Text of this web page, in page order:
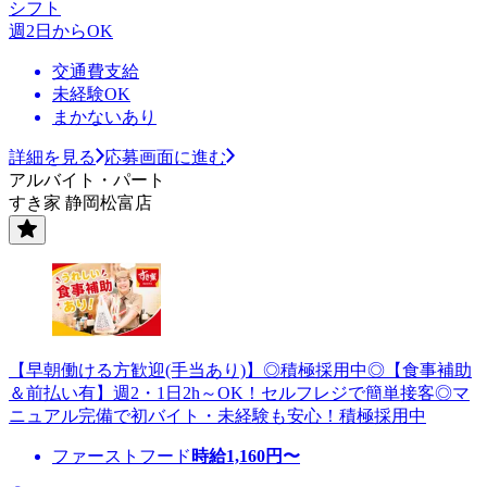
シフト
週2日からOK
交通費支給
未経験OK
まかないあり
詳細を見る
応募画面に進む
アルバイト・パート
すき家 静岡松富店
【早朝働ける方歓迎(手当あり)】◎積極採用中◎【食事補助
＆前払い有】週2・1日2h～OK！セルフレジで簡単接客◎マ
ニュアル完備で初バイト・未経験も安心！積極採用中
ファーストフード 時給1,160円〜